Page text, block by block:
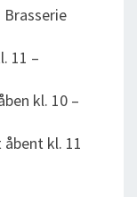
11 –
kl. 10 –
kl. 11